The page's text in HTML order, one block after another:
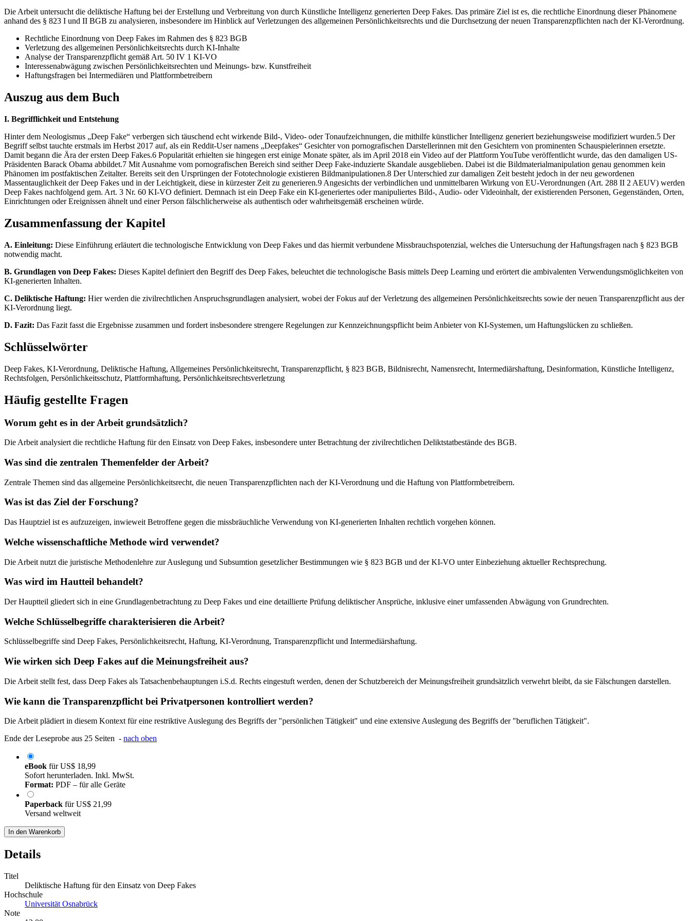
Die Arbeit untersucht die deliktische Haftung bei der Erstellung und Verbreitung von durch Künstliche Intelligenz generierten Deep Fakes. Das primäre Ziel ist es, die rechtliche Einordnung dieser Phänomene
anhand des § 823 I und II BGB zu analysieren, insbesondere im Hinblick auf Verletzungen des allgemeinen Persönlichkeitsrechts und die Durchsetzung der neuen Transparenzpflichten nach der KI-Verordnung.
Rechtliche Einordnung von Deep Fakes im Rahmen des § 823 BGB
Verletzung des allgemeinen Persönlichkeitsrechts durch KI-Inhalte
Analyse der Transparenzpflicht gemäß Art. 50 IV 1 KI-VO
Interessenabwägung zwischen Persönlichkeitsrechten und Meinungs- bzw. Kunstfreiheit
Haftungsfragen bei Intermediären und Plattformbetreibern
Auszug aus dem Buch
I. Begrifflichkeit und Entstehung
Hinter dem Neologismus „Deep Fake“ verbergen sich täuschend echt wirkende Bild-, Video- oder Tonaufzeichnungen, die mithilfe künstlicher Intelligenz generiert beziehungsweise modifiziert wurden.5 Der
Begriff selbst tauchte erstmals im Herbst 2017 auf, als ein Reddit-User namens „Deepfakes“ Gesichter von pornografischen Darstellerinnen mit den Gesichtern von prominenten Schauspielerinnen ersetzte.
Damit begann die Ära der ersten Deep Fakes.6 Popularität erhielten sie hingegen erst einige Monate später, als im April 2018 ein Video auf der Plattform YouTube veröffentlicht wurde, das den damaligen US-
Präsidenten Barack Obama abbildet.7 Mit Ausnahme vom pornografischen Bereich sind seither Deep Fake-induzierte Skandale ausgeblieben. Dabei ist die Bildmaterialmanipulation genau genommen kein
Phänomen im postfaktischen Zeitalter. Bereits seit den Ursprüngen der Fototechnologie existieren Bildmanipulationen.8 Der Unterschied zur damaligen Zeit besteht jedoch in der neu gewordenen
Massentauglichkeit der Deep Fakes und in der Leichtigkeit, diese in kürzester Zeit zu generieren.9 Angesichts der verbindlichen und unmittelbaren Wirkung von EU-Verordnungen (Art. 288 II 2 AEUV) werden
Deep Fakes nachfolgend gem. Art. 3 Nr. 60 KI-VO definiert. Demnach ist ein Deep Fake ein KI-generiertes oder manipuliertes Bild-, Audio- oder Videoinhalt, der existierenden Personen, Gegenständen, Orten,
Einrichtungen oder Ereignissen ähnelt und einer Person fälschlicherweise als authentisch oder wahrheitsgemäß erscheinen würde.
Zusammenfassung der Kapitel
A. Einleitung: Diese Einführung erläutert die technologische Entwicklung von Deep Fakes und das hiermit verbundene Missbrauchspotenzial, welches die Untersuchung der Haftungsfragen nach § 823 BGB
notwendig macht.
B. Grundlagen von Deep Fakes: Dieses Kapitel definiert den Begriff des Deep Fakes, beleuchtet die technologische Basis mittels Deep Learning und erörtert die ambivalenten Verwendungsmöglichkeiten von
KI-generierten Inhalten.
C. Deliktische Haftung: Hier werden die zivilrechtlichen Anspruchsgrundlagen analysiert, wobei der Fokus auf der Verletzung des allgemeinen Persönlichkeitsrechts sowie der neuen Transparenzpflicht aus der
KI-Verordnung liegt.
D. Fazit: Das Fazit fasst die Ergebnisse zusammen und fordert insbesondere strengere Regelungen zur Kennzeichnungspflicht beim Anbieter von KI-Systemen, um Haftungslücken zu schließen.
Schlüsselwörter
Deep Fakes, KI-Verordnung, Deliktische Haftung, Allgemeines Persönlichkeitsrecht, Transparenzpflicht, § 823 BGB, Bildnisrecht, Namensrecht, Intermediärshaftung, Desinformation, Künstliche Intelligenz,
Rechtsfolgen, Persönlichkeitsschutz, Plattformhaftung, Persönlichkeitsrechtsverletzung
Häufig gestellte Fragen
Worum geht es in der Arbeit grundsätzlich?
Die Arbeit analysiert die rechtliche Haftung für den Einsatz von Deep Fakes, insbesondere unter Betrachtung der zivilrechtlichen Deliktstatbestände des BGB.
Was sind die zentralen Themenfelder der Arbeit?
Zentrale Themen sind das allgemeine Persönlichkeitsrecht, die neuen Transparenzpflichten nach der KI-Verordnung und die Haftung von Plattformbetreibern.
Was ist das Ziel der Forschung?
Das Hauptziel ist es aufzuzeigen, inwieweit Betroffene gegen die missbräuchliche Verwendung von KI-generierten Inhalten rechtlich vorgehen können.
Welche wissenschaftliche Methode wird verwendet?
Die Arbeit nutzt die juristische Methodenlehre zur Auslegung und Subsumtion gesetzlicher Bestimmungen wie § 823 BGB und der KI-VO unter Einbeziehung aktueller Rechtsprechung.
Was wird im Hautteil behandelt?
Der Hauptteil gliedert sich in eine Grundlagenbetrachtung zu Deep Fakes und eine detaillierte Prüfung deliktischer Ansprüche, inklusive einer umfassenden Abwägung von Grundrechten.
Welche Schlüsselbegriffe charakterisieren die Arbeit?
Schlüsselbegriffe sind Deep Fakes, Persönlichkeitsrecht, Haftung, KI-Verordnung, Transparenzpflicht und Intermediärshaftung.
Wie wirken sich Deep Fakes auf die Meinungsfreiheit aus?
Die Arbeit stellt fest, dass Deep Fakes als Tatsachenbehauptungen i.S.d. Rechts eingestuft werden, denen der Schutzbereich der Meinungsfreiheit grundsätzlich verwehrt bleibt, da sie Fälschungen darstellen.
Wie kann die Transparenzpflicht bei Privatpersonen kontrolliert werden?
Die Arbeit plädiert in diesem Kontext für eine restriktive Auslegung des Begriffs der "persönlichen Tätigkeit" und eine extensive Auslegung des Begriffs der "beruflichen Tätigkeit".
Ende der Leseprobe aus 25 Seiten - nach oben
eBook fürUS$ 18,99
Sofort herunterladen. Inkl. MwSt.
Format: PDF – für alle Geräte
Paperback fürUS$ 21,99
Versand weltweit
In den Warenkorb
Details
Titel
Deliktische Haftung für den Einsatz von Deep Fakes
Hochschule
Universität Osnabrück
Note